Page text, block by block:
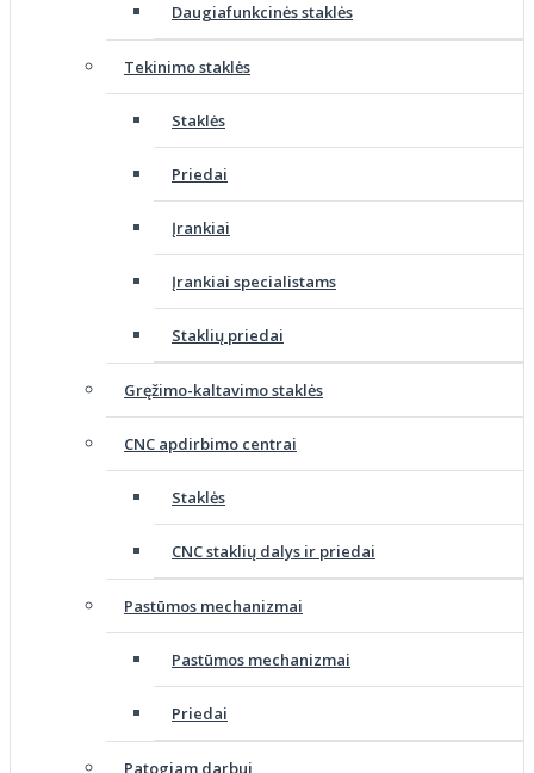
Daugiafunkcinės staklės
Tekinimo staklės
Staklės
Priedai
Įrankiai
Įrankiai specialistams
Staklių priedai
Gręžimo-kaltavimo staklės
CNC apdirbimo centrai
Staklės
CNC staklių dalys ir priedai
Pastūmos mechanizmai
Pastūmos mechanizmai
Priedai
Patogiam darbui